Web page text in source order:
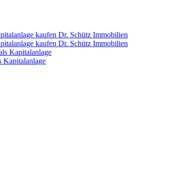
Dr. Schütz Immobilien
Dr. Schütz Immobilien